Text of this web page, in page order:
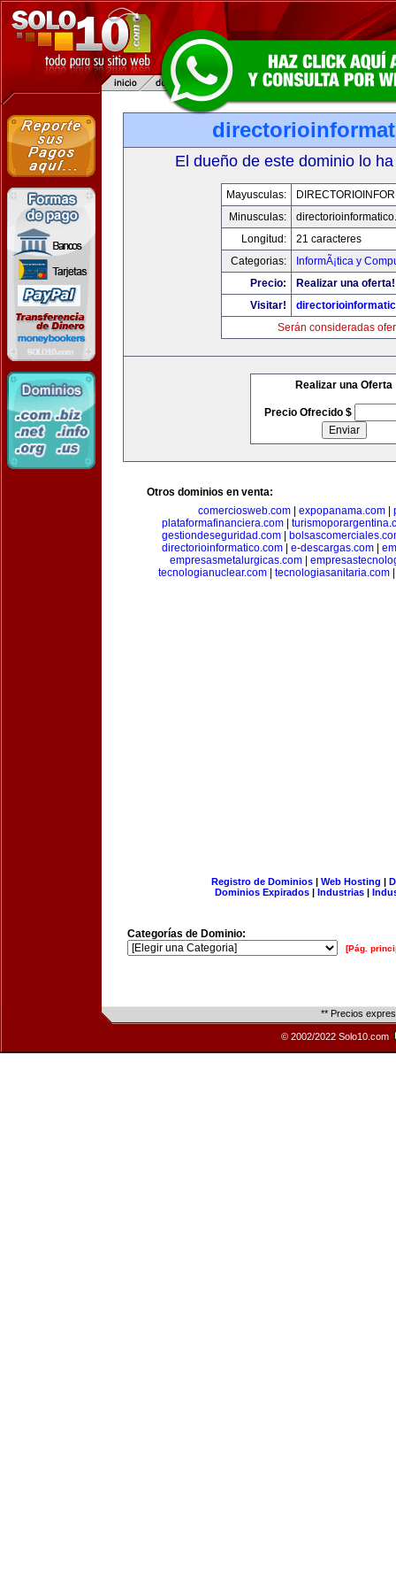
El dueño de este dominio lo
Mayusculas:
Minusculas:
Longitud:
21 caracteres
Categorias:
InformÃ¡tica y
Precio:
Realizar una oferta!
Visitar!
Serán consideradas
Realizar una Oferta
Precio Ofrecido $
Otros dominios en venta:
comerciosweb.com
expopanama.com
plataformafinanciera.com
gestiondeseguridad.com
directorioinformatico.com
e-descargas.com
empresasmetalurgicas.com|
tecnologianuclear.com| tecnologiasanitaria.com
Registro de Dominios| Web Hosting |
Dominios Expirados | Industrias |
Categorías de Dominio:
[Pág.
** Precios
© 2002/2022 Solo10.com